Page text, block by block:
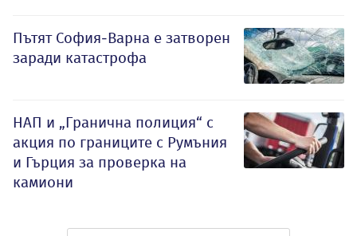
Пътят София-Варна е затворен
заради катастрофа
НАП и „Гранична полиция“ с
акция по границите с Румъния
и Гърция за проверка на
камиони